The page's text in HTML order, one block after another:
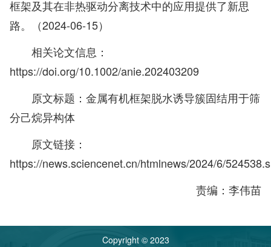
框架及其在非热驱动分离技术中的应用提供了新思
路。（2024-06-15）
相关论文信息：
https://doi.org/10.1002/anie.202403209
原文标题：金属有机框架脱水诱导簇固结用于筛
分己烷异构体
原文链接：
https://news.sciencenet.cn/htmlnews/2024/6/
责编：李伟苗
Copyright © 2023